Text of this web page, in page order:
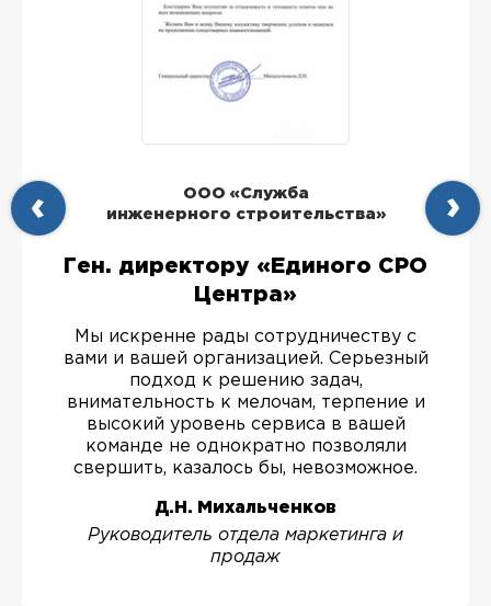
ООО «Служба
инженерного строительства»
Ген. директору «Единого СРО
Центра»
Мы искренне рады сотрудничеству с
вами и вашей организацией. Серьезный
подход к решению задач,
внимательность к мелочам, терпение и
высокий уровень сервиса в вашей
команде не однократно позволяли
свершить, казалось бы, невозможное.
Д.Н. Михальченков
Руководитель отдела маркетинга и
продаж